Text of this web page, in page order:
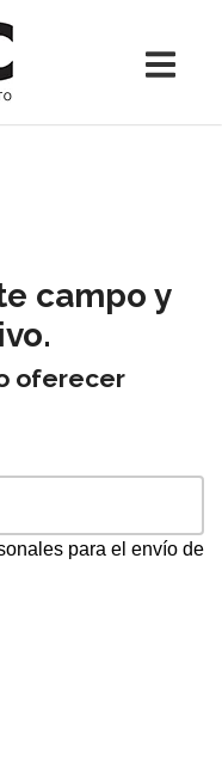
campo y
oferecer
para el envío de